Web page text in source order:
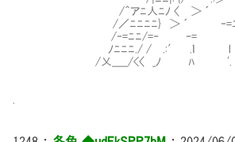
/＾アﾆ人ﾆﾉ 〈 ＞ ´ ｨ
/／ﾆﾆﾆﾆ} ＞ ´ ‐=ﾆ⌒ヽ-_-＼
/‐=ﾆﾆ/=‐ ‐= 廴V_-_-)′
ﾉﾆﾆﾆ./ / .:′ .ｌ l 廴乂
/乂_____/<〈 _ﾉ ﾊ '. ⌒V{